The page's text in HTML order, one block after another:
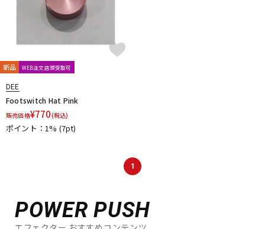
新品 WEB注文店頭受取可
DEE
Footswitch Hat Pink
販売価格¥770(税込)
ポイント：1% (7pt)
1
POWER PUSH